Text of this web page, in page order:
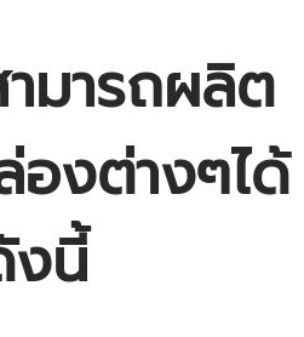
มารถผลิต
งต่างๆได้
นี้